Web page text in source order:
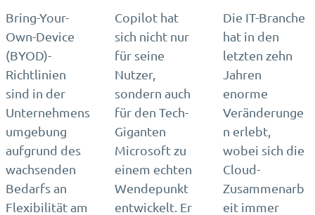
Bring-Your-
Own-Device
(BYOD)-
Richtlinien
sind in der
Unternehmens
umgebung
aufgrund des
wachsenden
Bedarfs an
Flexibilität am
Copilot hat
sich nicht nur
für seine
Nutzer,
sondern auch
für den Tech-
Giganten
Microsoft zu
einem echten
Wendepunkt
entwickelt. Er
Die IT-Branche
hat in den
letzten zehn
Jahren
enorme
Veränderunge
n erlebt,
wobei sich die
Cloud-
Zusammenarb
eit immer